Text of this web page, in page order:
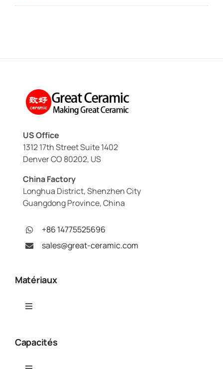
US Office
1312 17th Street Suite 1402
Denver CO 80202, US
China Factory
Longhua District, Shenzhen City
Guangdong Province, China
+86 14775525696
sales@great-ceramic.com
Matériaux
Toggle
Nitrure d'aluminium (AlN)
Capacités